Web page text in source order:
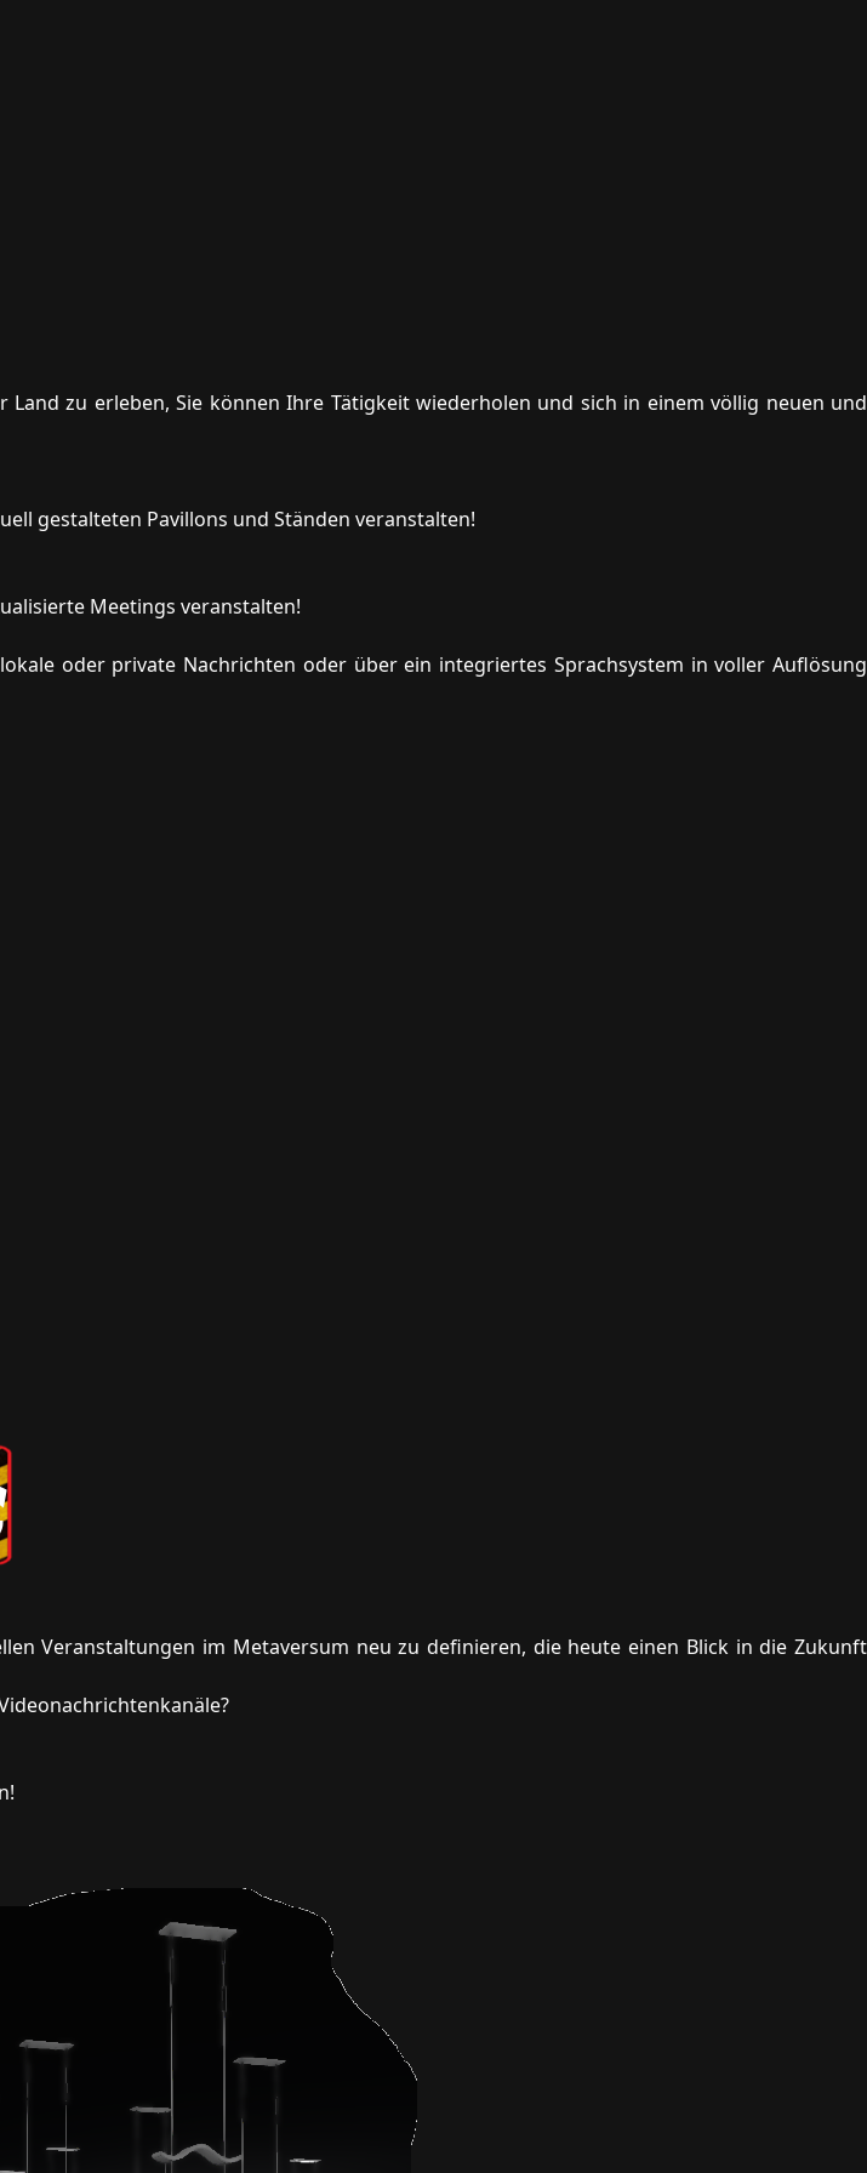
zu erleben, Sie können Ihre Tätigkeit wiederholen und sich in einem völlig neuen und
gestalteten Pavillons und Ständen veranstalten!
Meetings veranstalten!
oder private Nachrichten oder über ein integriertes Sprachsystem in voller Auflösung
Veranstaltungen im Metaversum neu zu definieren, die heute einen Blick in die Zukunft